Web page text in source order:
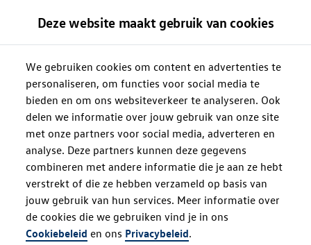
Deze website maakt gebruik van cookies
We gebruiken cookies om content en advertenties te
personaliseren, om functies voor social media te
bieden en om ons websiteverkeer te analyseren. Ook
delen we informatie over jouw gebruik van onze site
met onze partners voor social media, adverteren en
analyse. Deze partners kunnen deze gegevens
combineren met andere informatie die je aan ze hebt
verstrekt of die ze hebben verzameld op basis van
jouw gebruik van hun services. Meer informatie over
de cookies die we gebruiken vind je in ons
Cookiebeleid en ons Privacybeleid.
Oops!